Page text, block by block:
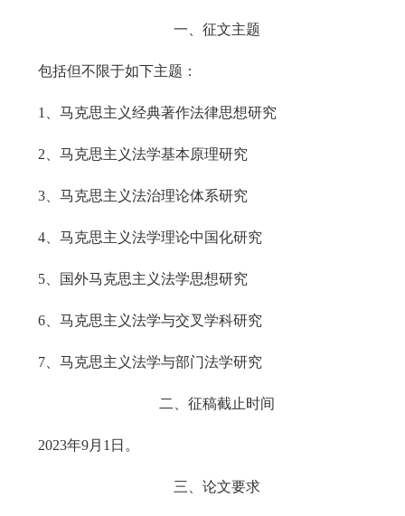
一、征文主题
包括但不限于如下主题：
1、马克思主义经典著作法律思想研究
2、马克思主义法学基本原理研究
3、马克思主义法治理论体系研究
4、马克思主义法学理论中国化研究
5、国外马克思主义法学思想研究
6、马克思主义法学与交叉学科研究
7、马克思主义法学与部门法学研究
二、征稿截止时间
2023年9月1日。
三、论文要求